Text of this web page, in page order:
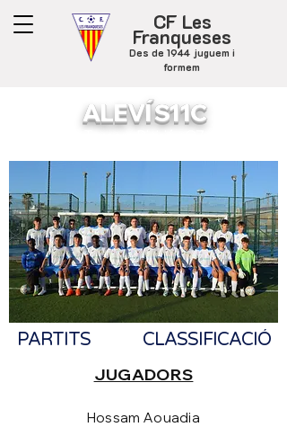
CF Les
Franqueses
Des de 1944 juguem i
formem
ALEVÍ S11C
PARTITS CLASSIFICACIÓ
JUGADORS
Hossam Aouadia